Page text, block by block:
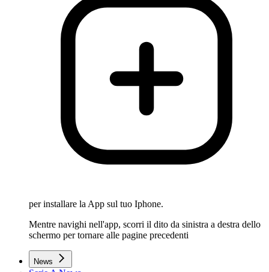
per installare la App sul tuo Iphone.
Mentre navighi nell'app, scorri il dito da sinistra a destra dello
schermo per tornare alle pagine precedenti
News